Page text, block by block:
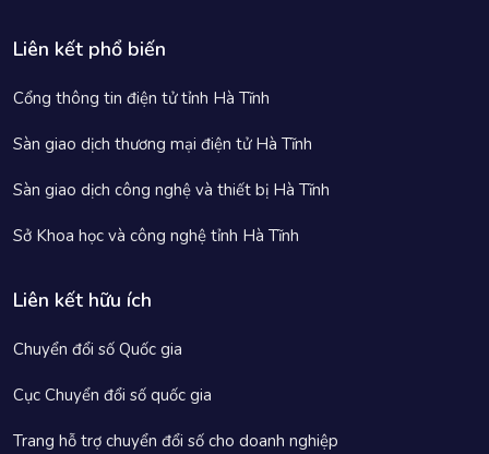
Liên kết phổ biến
Cổng thông tin điện tử tỉnh Hà Tĩnh
Sàn giao dịch thương mại điện tử Hà Tĩnh
Sàn giao dịch công nghệ và thiết bị Hà Tĩnh
Sở Khoa học và công nghệ tỉnh Hà Tĩnh
Liên kết hữu ích
Chuyển đổi số Quốc gia
Cục Chuyển đổi số quốc gia
Trang hỗ trợ chuyển đổi số cho doanh nghiệp